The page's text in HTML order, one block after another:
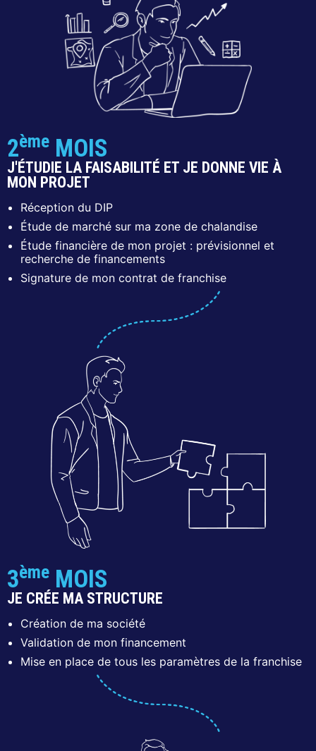
2ème MOIS
J'ÉTUDIE LA FAISABILITÉ ET JE DONNE VIE À
MON PROJET
Réception du DIP
Étude de marché sur ma zone de chalandise
Étude financière de mon projet : prévisionnel et
recherche de financements
Signature de mon contrat de franchise
3ème MOIS
JE CRÉE MA STRUCTURE
Création de ma société
Validation de mon financement
Mise en place de tous les paramètres de la franchise